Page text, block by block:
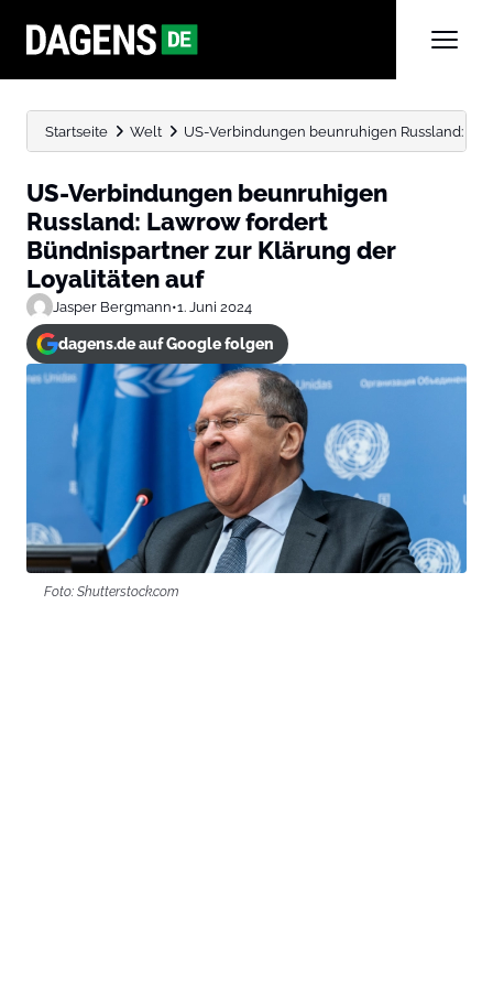
Startseite Welt US-Verbindungen beunruhigen Russland:
US-Verbindungen beunruhigen
Russland: Lawrow fordert
Bündnispartner zur Klärung der
Loyalitäten auf
Jasper Bergmann•1. Juni 2024
dagens.de auf Google folgen
Foto: Shutterstock.com